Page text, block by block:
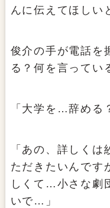
んに伝えてほしい
俊介の手が電話を
る？何を言ってい
「大学を…辞める
「あの、詳しく
ただきたいんです
しくて…小さな劇
いで…」